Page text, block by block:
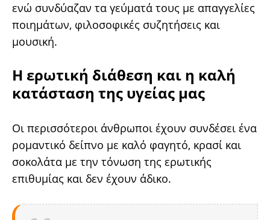
ενώ συνδύαζαν τα γεύματά τους με απαγγελίες
ποιημάτων, φιλοσοφικές συζητήσεις και
μουσική.
Η ερωτική διάθεση και η καλή
κατάσταση της υγείας μας
Οι περισσότεροι άνθρωποι έχουν συνδέσει ένα
ρομαντικό δείπνο με καλό φαγητό, κρασί και
σοκολάτα με την τόνωση της ερωτικής
επιθυμίας και δεν έχουν άδικο.